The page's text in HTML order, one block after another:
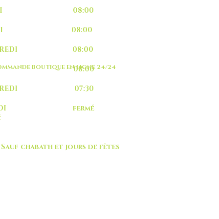
BOUTIQUE EN LIGNE 24/24
08:00
08:00
08:00
08:00
07:30
fermé
chabath et jours de fêtes